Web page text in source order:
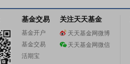
基金交易
基金开户
基金交易
活期宝
关注天天基金
天天基金网微博
天天基金网微信